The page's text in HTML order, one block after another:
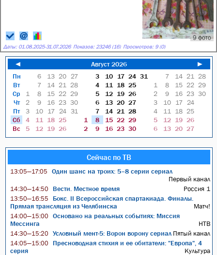
9 фото
Даты: 01.08.2025-31.07.2026 Показов: 23246 (16) Просмотров: 9 (0)
◄ Август 2026
►
Пн
Вт
Ср
Чт
Пт
Сб
Вс
6 13 20
27
7
14 21
28
1
8 15 22 29
2
9 16 23 30
3
10 17 24 31
4
11 18 25
5
12 19 26
3 10 17 24 31
4
11 18 25
5
12 19 26
6
13 20 27
7
14 21
28
1
8 15 22 29
2
9 16 23 30
7 14 21
28
1
8 15 22 29
2
9 16 23 30
3
10 17
24
4
11 18 25
5
12 19 26
6
13 20 27
Сейчас по ТВ
13:05—17:05
Один шанс на троих: 5–8 серии сериал
Первый канал
14:30—14:50 Вести. Местное время Россия 1
13:50—16:55
Бокс. II Всероссийская спартакиада. Финалы.
Прямая трансляция из Челябинска
Матч!
14:00—15:00
Основано на реальных событиях: Миссия
Мессинга
НТВ
14:30—15:20 Условный мент-5: Ворон ворону сериал Пятый канал
14:05—15:00
Пресноводная стихия и ее обитатели: "Европа", 4
серия
Культура